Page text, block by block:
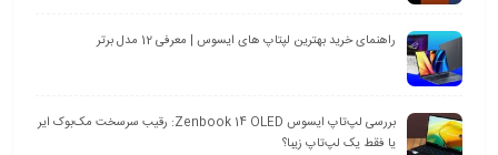
راهنمای خرید بهترین لپتاپ های ایسوس | معرفی 12 مدل برتر
بررسی لپ‌تاپ ایسوس Zenbook 14 OLED: رقیب سرسخت مک‌بوک ایر
یا فقط یک لپ‌تاپ زیبا؟